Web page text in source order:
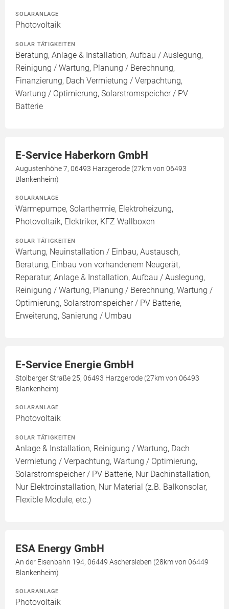
SOLARANLAGE
Photovoltaik
SOLAR TÄTIGKEITEN
Beratung, Anlage & Installation, Aufbau / Auslegung,
Reinigung / Wartung, Planung / Berechnung,
Finanzierung, Dach Vermietung / Verpachtung,
Wartung / Optimierung, Solarstromspeicher / PV
Batterie
E-Service Haberkorn GmbH
Augustenhöhe 7, 06493 Harzgerode (27km von 06493
Blankenheim)
SOLARANLAGE
Wärmepumpe, Solarthermie, Elektroheizung,
Photovoltaik, Elektriker, KFZ Wallboxen
SOLAR TÄTIGKEITEN
Wartung, Neuinstallation / Einbau, Austausch,
Beratung, Einbau von vorhandenem Neugerät,
Reparatur, Anlage & Installation, Aufbau / Auslegung,
Reinigung / Wartung, Planung / Berechnung, Wartung /
Optimierung, Solarstromspeicher / PV Batterie,
Erweiterung, Sanierung / Umbau
E-Service Energie GmbH
Stolberger Straße 25, 06493 Harzgerode (27km von 06493
Blankenheim)
SOLARANLAGE
Photovoltaik
SOLAR TÄTIGKEITEN
Anlage & Installation, Reinigung / Wartung, Dach
Vermietung / Verpachtung, Wartung / Optimierung,
Solarstromspeicher / PV Batterie, Nur Dachinstallation,
Nur Elektroinstallation, Nur Material (z.B. Balkonsolar,
Flexible Module, etc.)
ESA Energy GmbH
An der Eisenbahn 194, 06449 Aschersleben (28km von 06449
Blankenheim)
SOLARANLAGE
Photovoltaik